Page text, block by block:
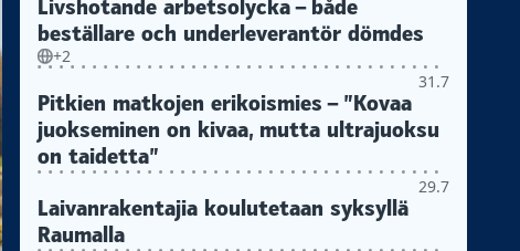
Livshotande arbetsolycka – både
beställare och underleverantör dömdes
+2
31.7
Pitkien matkojen erikoismies – ”Kovaa
juokseminen on kivaa, mutta ultrajuoksu
on taidetta”
29.7
Laivanrakentajia koulutetaan syksyllä
Raumalla